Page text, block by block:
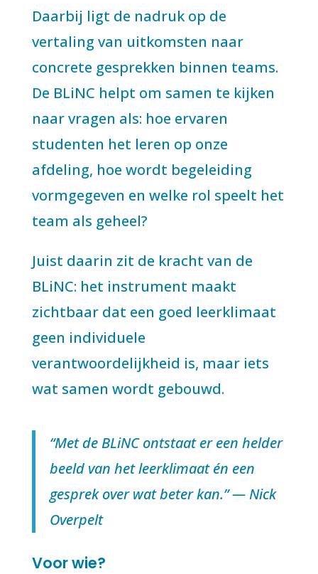
Daarbij ligt de nadruk op de
vertaling van uitkomsten naar
concrete gesprekken binnen teams.
De BLiNC helpt om samen te kijken
naar vragen als: hoe ervaren
studenten het leren op onze
afdeling, hoe wordt begeleiding
vormgegeven en welke rol speelt het
team als geheel?
Juist daarin zit de kracht van de
BLiNC: het instrument maakt
zichtbaar dat een goed leerklimaat
geen individuele
verantwoordelijkheid is, maar iets
wat samen wordt gebouwd.
“Met de BLiNC ontstaat er een helder
beeld van het leerklimaat én een
gesprek over wat beter kan.” — Nick
Overpelt
Voor wie?